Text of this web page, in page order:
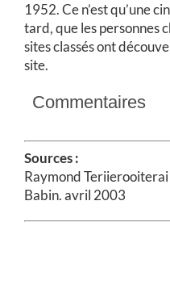
1952. Ce n’est qu’une
tard, que les personnes
sites classés ont
site.
Commentaires
Sources :
Raymond
Babin. avril 2003